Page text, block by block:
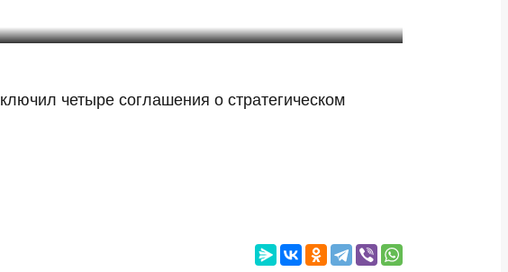
четыре соглашения о стратегическом